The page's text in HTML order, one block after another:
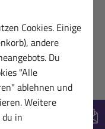
Cookies. Einige
andere
Du
"Alle
ablehnen und
Weitere
in
100-g-Packung
9,50 €
/ 1 kg = 95,00 €)
inkl. MwSt. zzgl.
Versandkosten